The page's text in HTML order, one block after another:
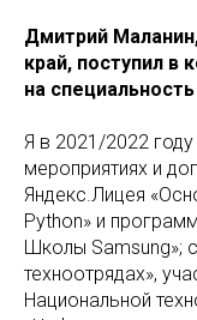
Дмитрий
край, поступил в
на
Я в 2021/2022
мероприятиях и
Яндекс.Лицея
Python» и
Школы Samsung»;
техноотрядах»,
Национальной